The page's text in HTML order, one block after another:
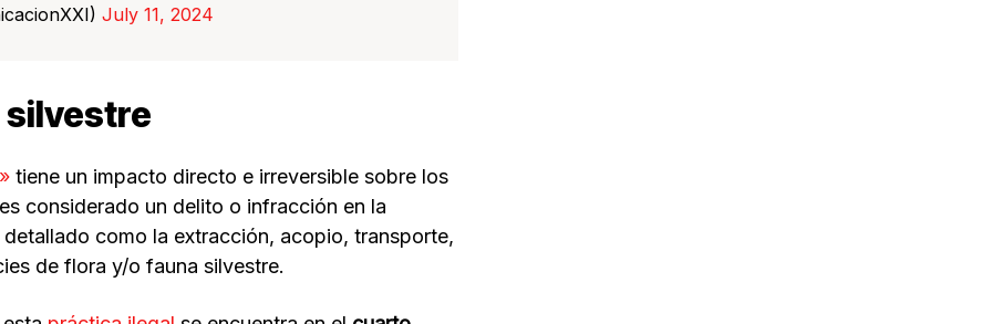
July 11, 2024
silvestre
tiene un impacto directo e irreversible sobre los
considerado un delito o infracción en la
como la extracción, acopio, transporte,
de flora y/o fauna silvestre.